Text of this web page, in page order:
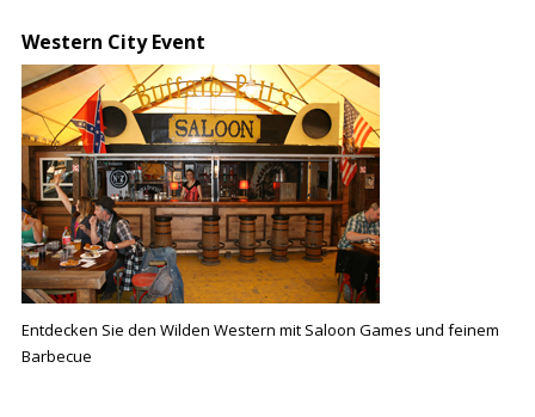
Western City Event
Entdecken Sie den Wilden Western mit Saloon Games und feinem
Barbecue